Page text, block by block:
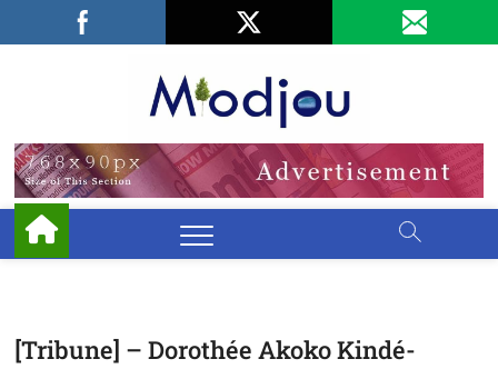
Facebook
LinkedIn
[Tribune] – Dorothée Akoko Kindé-